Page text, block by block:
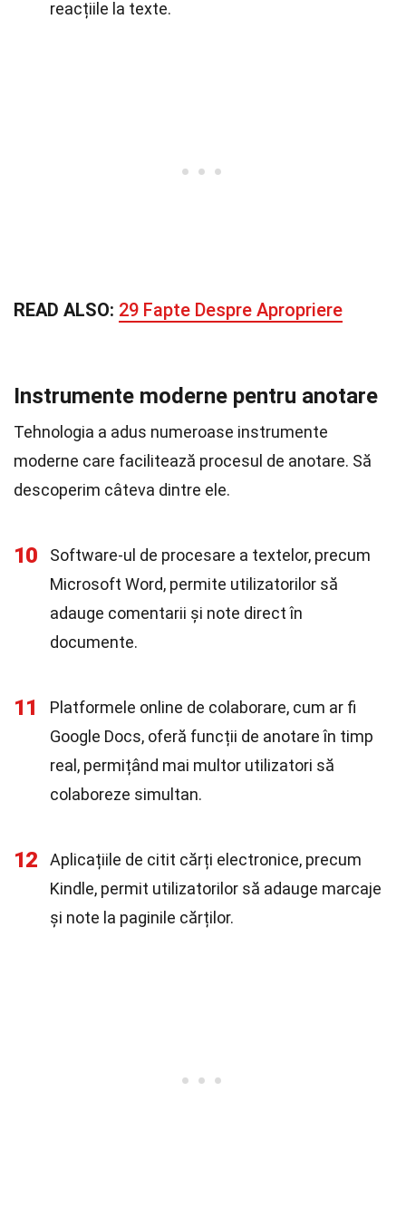
reacțiile la texte.
READ ALSO: 29 Fapte Despre Apropriere
Instrumente moderne pentru anotare
Tehnologia a adus numeroase instrumente
moderne care facilitează procesul de anotare. Să
descoperim câteva dintre ele.
10
Software-ul de procesare a textelor, precum
Microsoft Word, permite utilizatorilor să
adauge comentarii și note direct în
documente.
11
Platformele online de colaborare, cum ar fi
Google Docs, oferă funcții de anotare în timp
real, permițând mai multor utilizatori să
colaboreze simultan.
12
Aplicațiile de citit cărți electronice, precum
Kindle, permit utilizatorilor să adauge marcaje
și note la paginile cărților.